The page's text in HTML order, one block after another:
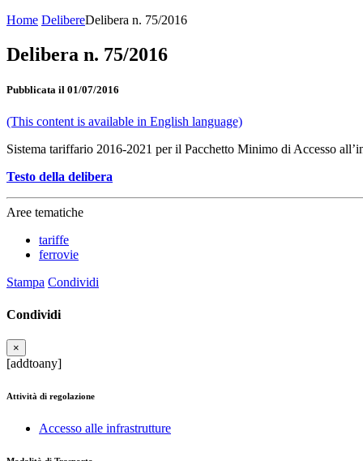
Home DelibereDelibera n. 75/2016
Delibera n. 75/2016
Pubblicata il 01/07/2016
(This content is available in English language)
Sistema tariffario 2016-2021 per il Pacchetto Minimo di Accesso
Testo della delibera
Aree tematiche
tariffe
ferrovie
Stampa Condividi
Condividi
×
[addtoany]
Attività di regolazione
Accesso alle infrastrutture